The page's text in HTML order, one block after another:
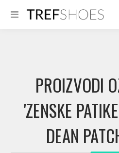
PROIZVODI
'ZENSKE
DEAN